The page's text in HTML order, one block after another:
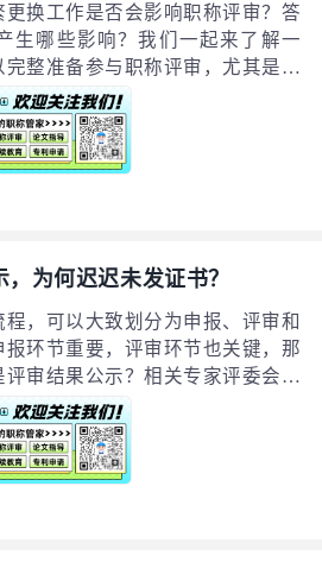
换工作是否会影响职称评审？答
生哪些影响？我们一起来了解一
整准备参与职称评审，尤其是通
评审时，必须提交与申报专业相
频繁更换工作，业绩材料的整理
程师职称通常需要提供近3～5年
间内多次更换单位，材料整理将
位是否愿意配合提供项目材料复
为何迟迟未发证书？
，可以大致划分为申报、评审和
环节重要，评审环节也关键，那
审结果公示？相关专家评委会完
进行公示。出现在公示名单中的
度职称评审中正式获得了相应的
果公示，是相关部门面向社会公开
督的重要步骤。若有人在此期间
向指定单位反映或举报。一般情